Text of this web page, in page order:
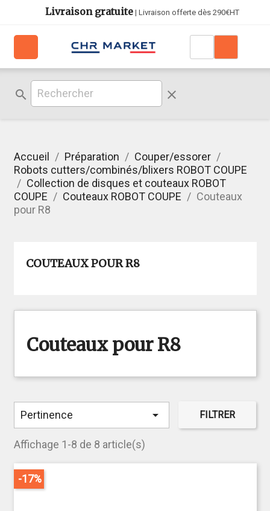
Livraison gratuite| Livraison offerte dès 290€HT
search clear
Accueil Préparation
Couper/essorer
Robots cutters/combinés/blixers ROBOT COUPE
Collection de disques et couteaux ROBOT
COUPE
Couteaux ROBOT COUPE
Couteaux
pour R8
COUTEAUX POUR R8
Couteaux pour R8
Pertinence  FILTRER
Affichage 1-8 de 8 article(s)
-17%